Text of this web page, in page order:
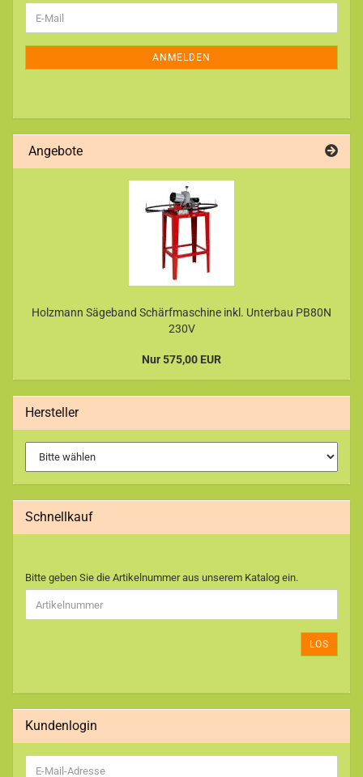
ZUR
E-
Mail
ANMELDEN
Angebote
Holzmann Sägeband Schärfmaschine inkl. Unterbau PB80N
230V
Nur 575,00 EUR
Hersteller
Schnellkauf
BITTE
GEBEN
SIE
DIE
EIN.
Bitte geben Sie die Artikelnummer aus unserem Katalog ein.
LOS
Kundenlogin
E-